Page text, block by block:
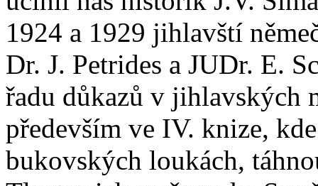
1924 a 1929 jihlavští
Dr. J. Petrides a JUDr. E.
řadu důkazů v jihlavských
především ve IV. knize,
bukovských loukách,